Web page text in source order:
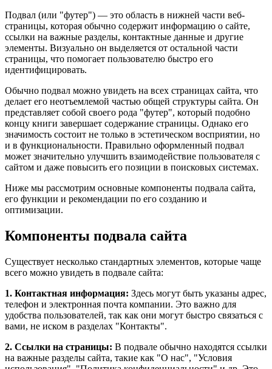
Подвал (или "футер") — это область в нижней части веб-
страницы, которая обычно содержит информацию о сайте,
ссылки на важные разделы, контактные данные и другие
элементы. Визуально он выделяется от остальной части
страницы, что помогает пользователю быстро его
идентифицировать.
Обычно подвал можно увидеть на всех страницах сайта, что
делает его неотъемлемой частью общей структуры сайта. Он
представляет собой своего рода "футер", который подобно
концу книги завершает содержание страницы. Однако его
значимость состоит не только в эстетическом восприятии, но
и в функциональности. Правильно оформленный подвал
может значительно улучшить взаимодействие пользователя с
сайтом и даже повысить его позиции в поисковых системах.
Ниже мы рассмотрим основные компоненты подвала сайта,
его функции и рекомендации по его созданию и
оптимизации.
Компоненты подвала сайта
Существует несколько стандартных элементов, которые чаще
всего можно увидеть в подвале сайта:
1. Контактная информация: Здесь могут быть указаны адрес,
телефон и электронная почта компании. Это важно для
удобства пользователей, так как они могут быстро связаться с
вами, не иском в разделах "Контакты".
2. Ссылки на страницы: В подвале обычно находятся ссылки
на важные разделы сайта, такие как "О нас", "Условия